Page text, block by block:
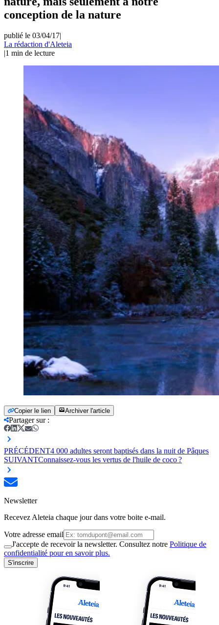
conception de la nature
publié le 03/04/17|
La rédaction d'Aleteia
|1 min de lecture
Copier le lien Archiver l'article
Partager sur:
PRÉCÉDENT4 000 adultes seront baptisés dans la nuit de Pâques
SUIVANTConnaissez-vous les vertus de l'huile de coco ?
Newsletter
Recevez Aleteia chaque jour dans votre boite e-mail.
Votre adresse email
J'accepte de recevoir la newsletter. Consultez notre Politique de
confidentialité pour en savoir plus.
S'inscrire